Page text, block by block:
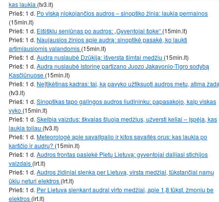
kas laukia (tv3.lt)
Prieš: 1 d. Po viską niokojančios audros – sinoptiko žinia: laukia permainos
(15min.lt)
Prieš: 1 d. Eišiškių seniūnas po audros: „Gyventojai šoke“ (15min.lt)
Prieš: 1 d. Naujausios žinios apie audrą: sinoptikė pasakė, ko laukti
artimiausiomis valandomis (15min.lt)
Prieš: 1 d. Audra nusiaubė Dzūkiją: išversta šimtai medžių (15min.lt)
Prieš: 1 d. Audra nusiaubė istorinę partizano Juozo Jakavonio-Tigro sodybą
Kasčiūnuose (15min.lt)
Prieš: 1 d. Neįtikėtinas kadras: tai, ką pavyko užfiksuoti audros metu, atima
(tv3.lt)
Prieš: 1 d. Sinoptikas tapo galingos audros liudininku: papasakojo, kaip viskas
vyko (15min.lt)
Prieš: 1 d. Skelbia vaizdus: škvalas šluoja medžius, užversti keliai – įspėja, kas
laukia toliau (tv3.lt)
Prieš: 1 d. Meteorologė apie savaitgalio ir kitos savaitės orus: kas laukia po
karščio ir audrų? (15min.lt)
Prieš: 1 d. Audros frontas pasiekė Pietų Lietuvą: gyventojai dalijasi stichijos
vaizdais (lrt.lt)
Prieš: 1 d. Audros židiniai slenka per Lietuvą, virsta medžiai, tūkstančiai namų
ūkių neturi elektros (lrt.lt)
Prieš: 1 d. Per Lietuvą slenkant audrai virto medžiai, apie 1,8 tūkst. žmonių be
elektros (lrt.lt)